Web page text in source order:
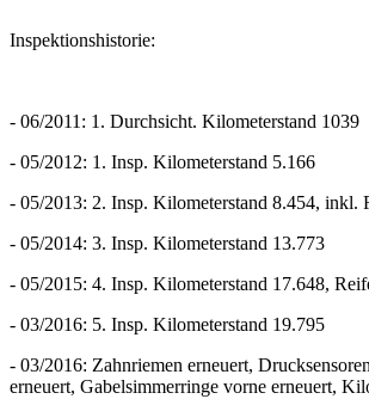
Inspektionshistorie:
- 06/2011: 1. Durchsicht. Kilometerstand 1039
- 05/2012: 1. Insp. Kilometerstand 5.166
- 05/2013: 2. Insp. Kilometerstand 8.454, inkl.
- 05/2014: 3. Insp. Kilometerstand 13.773
- 05/2015: 4. Insp. Kilometerstand 17.648,
- 03/2016: 5. Insp. Kilometerstand 19.795
- 03/2016: Zahnriemen erneuert,
erneuert, Gabelsimmerringe vorne erneuert,